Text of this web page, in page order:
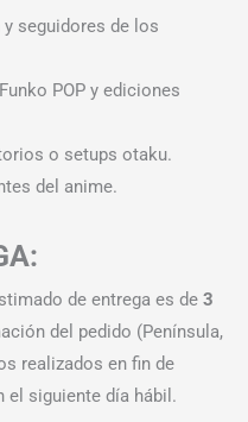
y seguidores de los
POP y ediciones
o setups otaku.
del anime.
de entrega es de 3
del pedido (Península,
realizados en fin de
el siguiente día hábil.